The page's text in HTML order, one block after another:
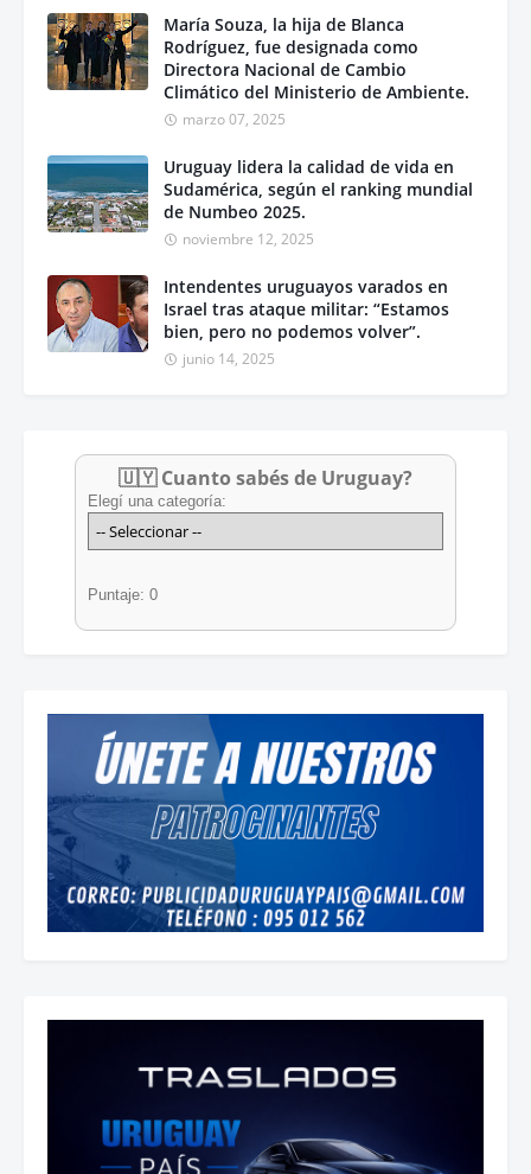
María Souza, la hija de Blanca
Rodríguez, fue designada como
Directora Nacional de Cambio
Climático del Ministerio de Ambiente.
marzo 07, 2025
Uruguay lidera la calidad de vida en
Sudamérica, según el ranking mundial
de Numbeo 2025.
noviembre 12, 2025
Intendentes uruguayos varados en
Israel tras ataque militar: “Estamos
bien, pero no podemos volver”.
junio 14, 2025
🇺🇾 Cuanto sabés de Uruguay?
Elegí una categoría:
Puntaje: 0